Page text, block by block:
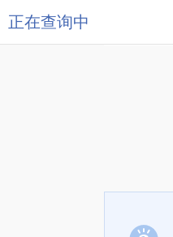
正在查询中